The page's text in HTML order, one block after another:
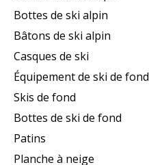
Bottes de ski alpin
Bâtons de ski alpin
Casques de ski
Équipement de ski de fond
Skis de fond
Bottes de ski de fond
Patins
Planche à neige